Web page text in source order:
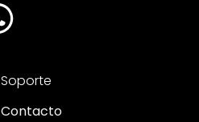
Soporte
Contacto